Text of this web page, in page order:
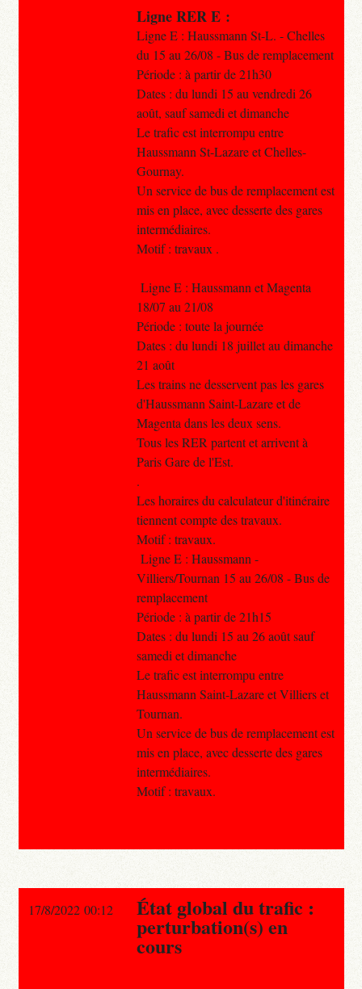
Ligne RER E :
Ligne E : Haussmann St-L. - Chelles
du 15 au 26/08 - Bus de remplacement
Période : à partir de 21h30
Dates : du lundi 15 au vendredi 26
août, sauf samedi et dimanche
Le trafic est interrompu entre
Haussmann St-Lazare et Chelles-
Gournay.
Un service de bus de remplacement est
mis en place, avec desserte des gares
intermédiaires.
Motif : travaux .
Ligne E : Haussmann et Magenta
18/07 au 21/08
Période : toute la journée
Dates : du lundi 18 juillet au dimanche
21 août
Les trains ne desservent pas les gares
d'Haussmann Saint-Lazare et de
Magenta dans les deux sens.
Tous les RER partent et arrivent à
Paris Gare de l'Est.
.
Les horaires du calculateur d'itinéraire
tiennent compte des travaux.
Motif : travaux.
Ligne E : Haussmann -
Villiers/Tournan 15 au 26/08 - Bus de
remplacement
Période : à partir de 21h15
Dates : du lundi 15 au 26 août sauf
samedi et dimanche
Le trafic est interrompu entre
Haussmann Saint-Lazare et Villiers et
Tournan.
Un service de bus de remplacement est
mis en place, avec desserte des gares
intermédiaires.
Motif : travaux.
17/8/2022 00:12 État global du trafic :
perturbation(s) en
cours